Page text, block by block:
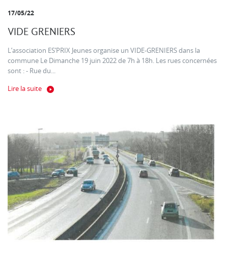
17/05/22
VIDE GRENIERS
L’association ES’PRIX Jeunes organise un VIDE-GRENIERS dans la
commune Le Dimanche 19 juin 2022 de 7h à 18h. Les rues concernées
sont : - Rue du...
Lire la suite